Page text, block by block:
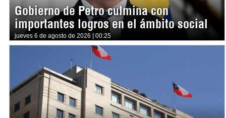
Gobierno de Petro culmina con
importantes logros en el ámbito social
jueves 6 de agosto de 2026 | 00:25